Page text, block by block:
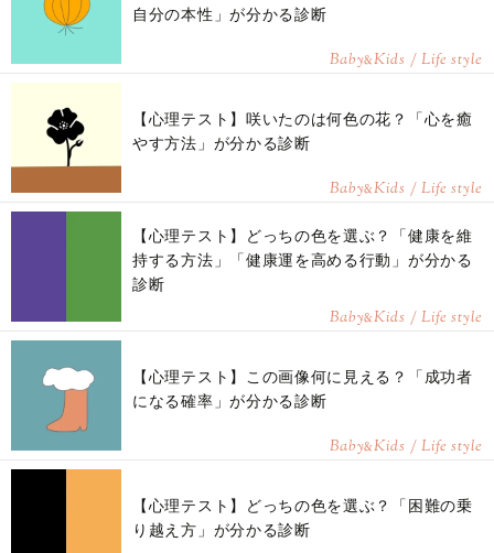
自分の本性」が分かる診断
Baby&Kids / Life style
【心理テスト】咲いたのは何色の花？「心を癒
やす方法」が分かる診断
Baby&Kids / Life style
【心理テスト】どっちの色を選ぶ？「健康を維
持する方法」「健康運を高める行動」が分かる
診断
Baby&Kids / Life style
【心理テスト】この画像何に見える？「成功者
になる確率」が分かる診断
Baby&Kids / Life style
【心理テスト】どっちの色を選ぶ？「困難の乗
り越え方」が分かる診断